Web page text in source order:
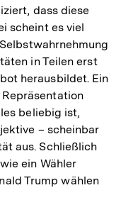
dass diese
scheint es viel
in Teilen erst
herausbildet. Ein
beliebig ist,
– scheinbar
aus. Schließlich
ein Wähler
Trump wählen